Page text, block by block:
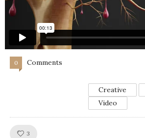
0 Comments
Creative
Video
3